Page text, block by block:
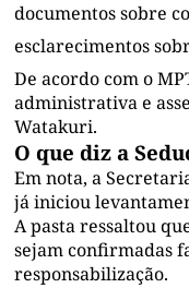
documentos sobre
esclarecimentos
De acordo com o
administrativa e
Watakuri.
O que diz a
Em nota, a
já iniciou
A pasta ressaltou
sejam confirmadas
responsabilização.